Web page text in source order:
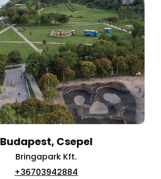
Budapest, Csepel
Bringapark Kft.
+36703942884